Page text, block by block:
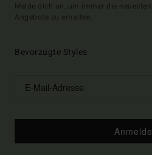
Melde dich an, um immer die
Angebote zu erhalten.
Bevorzugte Styles